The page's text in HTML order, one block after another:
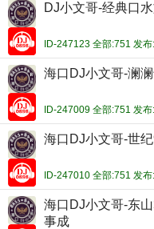
DJ小文哥-经典口
ID-247123 全部:751 发
海口DJ小文哥-澜
ID-247009 全部:751 发
海口DJ小文哥-世
ID-247010 全部:751 发
海口DJ小文哥-东
事成